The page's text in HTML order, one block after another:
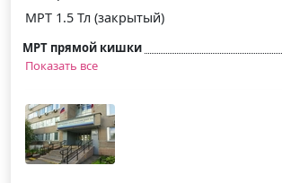
МРТ 1.5 Тл (закрытый)
МРТ прямой кишки
Показать все